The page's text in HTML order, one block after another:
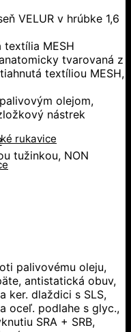
rukavice
VELUR v hrúbke 1,6
textília MESH
tvarovaná z
textíliou MESH,
olejom,
nástrek
tužinkou, NON
palivovému oleju,
antistatická obuv,
ker. dlaždici s SLS,
oceľ. podlahe s glyc.,
SRA + SRB,